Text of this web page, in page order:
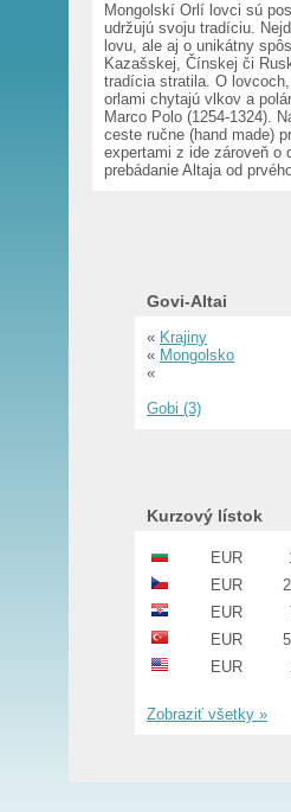
Mongolskí Orlí lovci sú
udržujú svoju tradíciu.
lovu, ale aj o unikátny
Kazašskej, Čínskej či
tradícia stratila. O
orlami chytajú vlkov a
Marco Polo (1254-1324).
ceste ručne (hand made)
expertami z ide zároveň o
prebádanie Altaja od
Govi-Altai
« Krajiny
« Mongolsko
«
Gobi (3)
Kurzový lístok
EUR
EUR
EUR
EUR
EUR
Zobraziť všetky »